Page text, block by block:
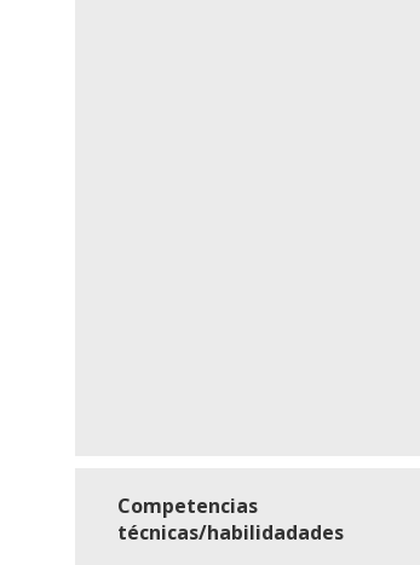
Competencias
técnicas/habilidadades